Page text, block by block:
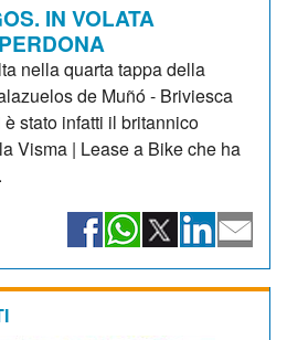
IN VOLATA
nella quarta tappa della
de Muñó - Briviesca
stato infatti il britannico
Visma | Lease a Bike che ha